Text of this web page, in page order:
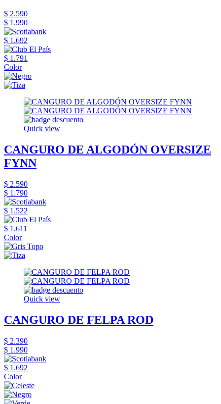
$ 2.590
$ 1.990
$ 1.692
$ 1.791
Color
Quick view
CANGURO DE ALGODÓN OVERSIZE
FYNN
$ 2.590
$ 1.790
$ 1.522
$ 1.611
Color
Quick view
CANGURO DE FELPA ROD
$ 2.390
$ 1.990
$ 1.692
Color